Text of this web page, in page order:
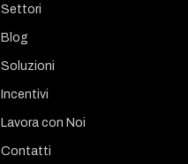
Settori
Blog
Soluzioni
Incentivi
Lavora con Noi
Contatti